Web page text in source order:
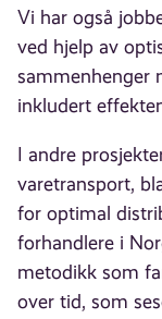
Vi har også
ved hjelp av
sammenhenger
inkludert
I andre
varetransport,
for optimal
forhandlere i
metodikk som
over tid, som